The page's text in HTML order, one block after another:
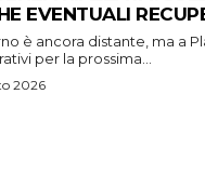
EVENTUALI
è ancora distante, ma a
per la prossima...
2026